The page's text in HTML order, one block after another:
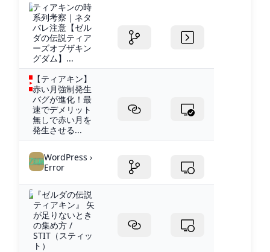
ティアキンの時
系列考察｜ネタ
バレ注意【ゼル
ダの伝説ティア
ーズオブザキン
グダム】...
【ティアキン】
赤い月強制発生
バグが進化！最
速でデメリット
無しで赤い月を
発生させる...
WordPress ›
Error
『ゼルダの伝説
ティアキン』 矢
が足りないとき
の集め方 /
STIT（スティッ
ト）